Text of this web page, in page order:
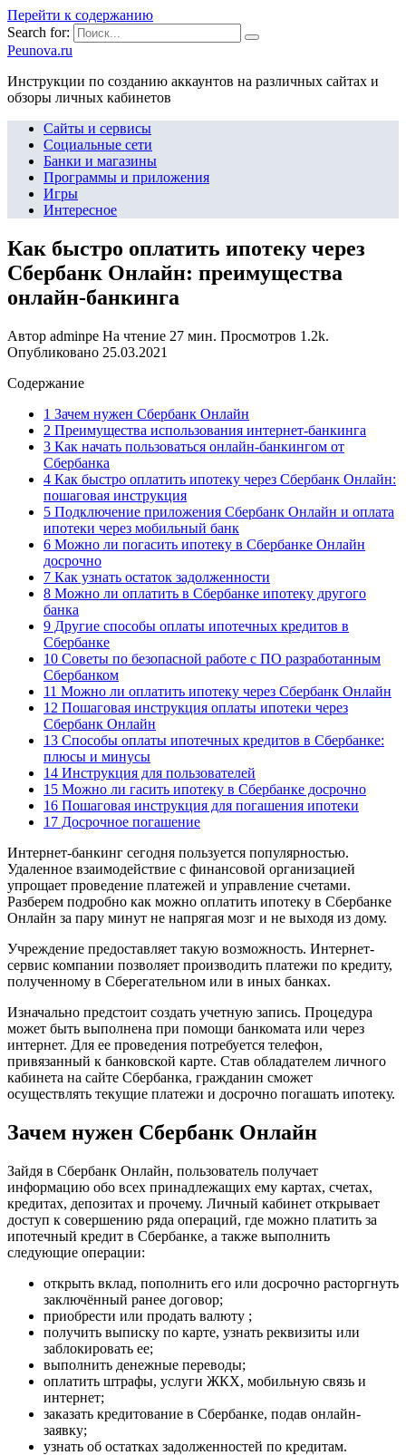
Перейти к содержанию
Search for:
Peunova.ru
Инструкции по созданию аккаунтов на различных сайтах и
обзоры личных кабинетов
Сайты и сервисы
Социальные сети
Банки и магазины
Программы и приложения
Игры
Интересное
Как быстро оплатить ипотеку через
Сбербанк Онлайн: преимущества
онлайн-банкинга
Автор adminpe На чтение 27 мин. Просмотров 1.2k.
Опубликовано 25.03.2021
Содержание
1 Зачем нужен Сбербанк Онлайн
2 Преимущества использования интернет-банкинга
3 Как начать пользоваться онлайн-банкингом от
Сбербанка
4 Как быстро оплатить ипотеку через Сбербанк Онлайн:
пошаговая инструкция
5 Подключение приложения Сбербанк Онлайн и оплата
ипотеки через мобильный банк
6 Можно ли погасить ипотеку в Сбербанке Онлайн
досрочно
7 Как узнать остаток задолженности
8 Можно ли оплатить в Сбербанке ипотеку другого
банка
9 Другие способы оплаты ипотечных кредитов в
Сбербанке
10 Советы по безопасной работе с ПО разработанным
Сбербанком
11 Можно ли оплатить ипотеку через Сбербанк Онлайн
12 Пошаговая инструкция оплаты ипотеки через
Сбербанк Онлайн
13 Способы оплаты ипотечных кредитов в Сбербанке:
плюсы и минусы
14 Инструкция для пользователей
15 Можно ли гасить ипотеку в Сбербанке досрочно
16 Пошаговая инструкция для погашения ипотеки
17 Досрочное погашение
Интернет-банкинг сегодня пользуется популярностью.
Удаленное взаимодействие с финансовой организацией
упрощает проведение платежей и управление счетами.
Разберем подробно как можно оплатить ипотеку в Сбербанке
Онлайн за пару минут не напрягая мозг и не выходя из дому.
Учреждение предоставляет такую возможность. Интернет-
сервис компании позволяет производить платежи по кредиту,
полученному в Сберегательном или в иных банках.
Изначально предстоит создать учетную запись. Процедура
может быть выполнена при помощи банкомата или через
интернет. Для ее проведения потребуется телефон,
привязанный к банковской карте. Став обладателем личного
кабинета на сайте Сбербанка, гражданин сможет
осуществлять текущие платежи и досрочно погашать ипотеку.
Зачем нужен Сбербанк Онлайн
Зайдя в Сбербанк Онлайн, пользователь получает
информацию обо всех принадлежащих ему картах, счетах,
кредитах, депозитах и прочему. Личный кабинет открывает
доступ к совершению ряда операций, где можно платить за
ипотечный кредит в Сбербанке, а также выполнить
следующие операции:
открыть вклад, пополнить его или досрочно расторгнуть
заключённый ранее договор;
приобрести или продать валюту ;
получить выписку по карте, узнать реквизиты или
заблокировать ее;
выполнить денежные переводы;
оплатить штрафы, услуги ЖКХ, мобильную связь и
интернет;
заказать кредитование в Сбербанке, подав онлайн-
заявку;
узнать об остатках задолженностей по кредитам.